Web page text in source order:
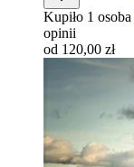
Kupiło 1 osoba
opinii
od 120,00 zł